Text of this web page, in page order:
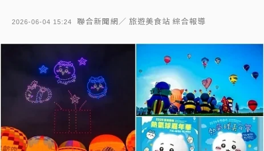
2026-06-04 15:24 聯合新聞網／ 旅遊美食站 綜合報導